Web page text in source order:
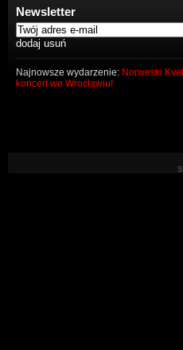
Newsletter
Najnowsze wydarzenie: Norweski
koncert we Wrocławiu!